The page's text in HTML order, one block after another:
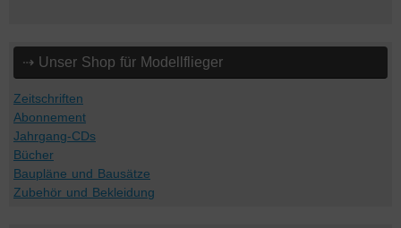
⇢ Unser Shop für Modellflieger
Zeitschriften
Abonnement
Jahrgang-CDs
Bücher
Baupläne und Bausätze
Zubehör und Bekleidung